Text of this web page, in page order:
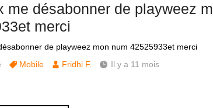
me désabonner de playweez
merci
de playweez mon num 42525933et merci
Mobile Fridhi F. Il y a 11 mois